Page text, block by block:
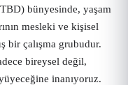
bünyesinde, yaşam
mesleki ve kişisel
bir çalışma grubudur.
bireysel değil,
inanıyoruz.